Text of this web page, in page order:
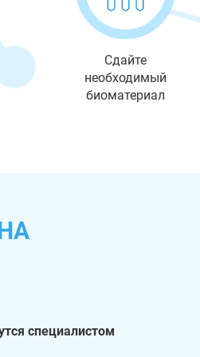
Сдайте
необходимый
биоматериал
специалистом